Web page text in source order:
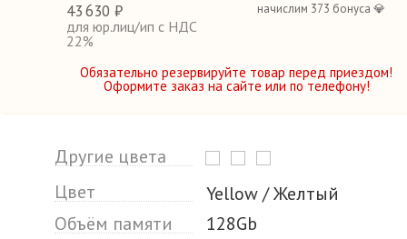
43630 ₽
для юр.лиц/ип с НДС
22%
начислим 373 бонуса 💎
Обязательно резервируйте товар перед приездом!
Оформите заказ на сайте или по телефону!
Другие цвета
Цвет
Yellow / Желтый
Объём памяти
128Gb